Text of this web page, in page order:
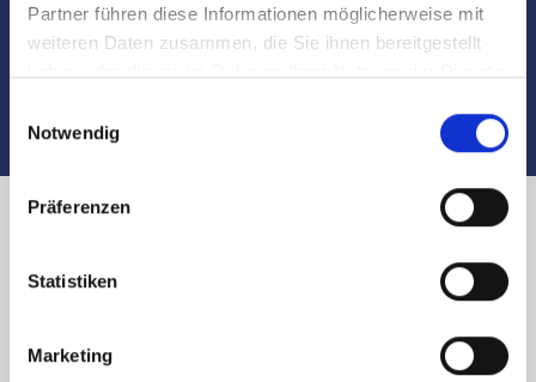
Partner führen diese Informationen möglicherweise mit
weiteren Daten zusammen, die Sie ihnen bereitgestellt
Notwendig
Präferenzen
Statistiken
Marketing
Auch nach dem Verkauf sind wir für Sie da
Immobilienverkauf in Nürnberg
Schwedenweg und Umland:
Käufer finden